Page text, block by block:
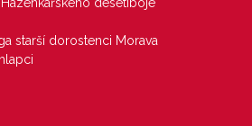
starší dorostenci Morava